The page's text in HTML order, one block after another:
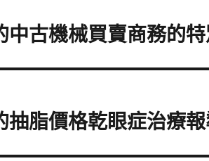
中古機械買賣商務的
抽脂價格乾眼症治療